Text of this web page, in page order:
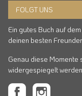
FOLGT UNS
Ein gutes Buch auf
deinen besten
Genau diese Momente
widergespiegelt